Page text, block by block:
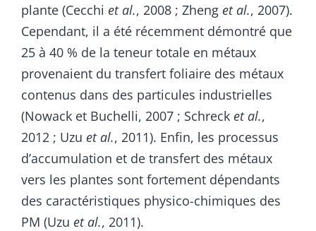
plante (Cecchi et al., 2008 ; Zheng et al., 2007).
Cependant, il a été récemment démontré que
25 à 40 % de la teneur totale en métaux
provenaient du transfert foliaire des métaux
contenus dans des particules industrielles
(Nowack et Buchelli, 2007 ; Schreck et al.,
2012 ; Uzu et al., 2011). Enfin, les processus
d’accumulation et de transfert des métaux
vers les plantes sont fortement dépendants
des caractéristiques physico-chimiques des
PM (Uzu et al., 2011).